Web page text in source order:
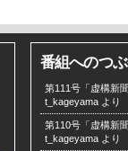
番組へのつ
第111号「虚構新
t_kageyama より
第110号「虚構新
t_kageyama より